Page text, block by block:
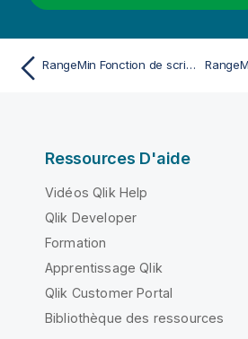
RangeMin Fonction de script et de graphique
Ressources D'aide
Vidéos Qlik Help
Qlik Developer
Formation
Apprentissage Qlik
Qlik Customer Portal
Bibliothèque des ressources